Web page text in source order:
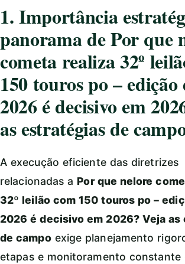
1. Importância
panorama de Por que
cometa realiza 32º
150 touros po – edição
2026 é decisivo em
as estratégias de
A execução eficiente das diretrizes
relacionadas a Por que nelore
32º leilão com 150 touros po –
2026 é decisivo em 2026? Veja as
de campoexige planejamento
etapas e monitoramento constante